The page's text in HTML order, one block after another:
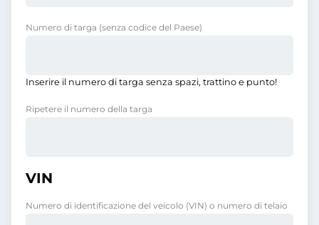
Numero di targa (senza codice del Paese)
Inserire il numero di targa senza spazi, trattino e punto!
Ripetere il numero della targa
VIN
Numero di identificazione del veicolo (VIN) o numero di telaio